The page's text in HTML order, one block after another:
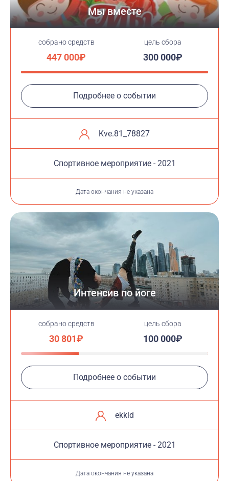
Мы вместе
cобрано средств
447 000₽
цель сбора
300 000₽
Подробнее о событии
Kve.81_78827
Cпортивное мероприятие - 2021
Дата окончания не указана
Интенсив по йоге
cобрано средств
30 801₽
цель сбора
100 000₽
Подробнее о событии
ekkld
Cпортивное мероприятие - 2021
Дата окончания не указана